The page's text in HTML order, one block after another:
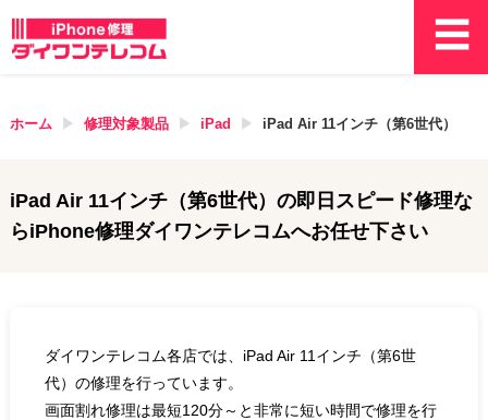
ホーム 修理対象製品 iPad iPad Air 11インチ（第6世代）
iPad Air 11インチ（第6世代） の即日スピード修理な
らiPhone修理ダイワンテレコムへお任せ下さい
ダイワンテレコム各店では、iPad Air 11インチ（第6世
代）の修理を行っています。
画面割れ修理は最短120分～と非常に短い時間で修理を行